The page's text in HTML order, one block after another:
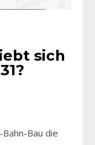
sich
Bau die